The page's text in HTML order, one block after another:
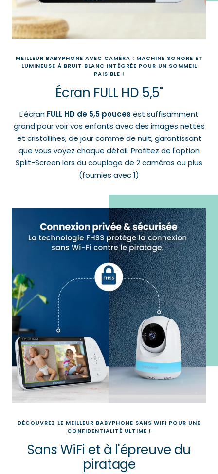
MEILLEUR BABYPHONE AVEC CAMÉRA : MACHINE SONORE ET
LUMINEUSE À BRUIT BLANC INTÉGRÉE POUR UN SOMMEIL
PAISIBLE !
Écran FULL HD 5,5"
L'écran FULL HD de 5,5 pouces est suffisamment
grand pour voir vos enfants avec des images nettes
et cristallines, de jour comme de nuit, garantissant
que vous voyez chaque détail. Profitez de l'option
Split-Screen lors du couplage de 2 caméras ou plus
(fournies avec 1)
DÉCOUVREZ LE MEILLEUR BABYPHONE SANS WIFI POUR UNE
CONFIDENTIALITÉ ULTIME !
Sans WiFi et à l'épreuve du
piratage
Play